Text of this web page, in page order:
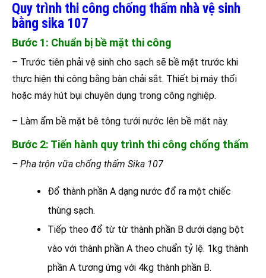
Quy trình thi công chống thấm nhà vệ sinh
bằng sika 107
Bước 1: Chuẩn bị bề mặt thi công
– Trước tiên phải vệ sinh cho sạch sẽ bề mặt trước khi
thực hiện thi công bằng bàn chải sắt. Thiết bị máy thổi
hoặc máy hút bụi chuyên dụng trong công nghiệp.
– Làm ẩm bề mặt bê tông tưới nước lên bề mặt này.
Bước 2: Tiến hành quy trình thi công chống thấm
– Pha trộn vữa chống thấm Sika 107
Đổ thành phần A dạng nước đổ ra một chiếc
thùng sạch.
Tiếp theo đổ từ từ thành phần B dưới dạng bột
vào với thành phần A theo chuẩn tỷ lệ. 1kg thành
phần A tương ứng với 4kg thành phần B.